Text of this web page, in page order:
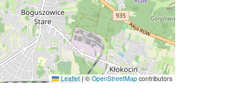
Leaflet | © OpenStreetMap contributors